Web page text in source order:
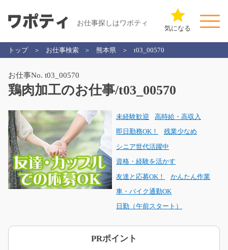
お仕事探しはワポティ
気になる
トップ お仕事検索 熊本県 t03_00570
お仕事No. t03_00570
鶏肉加工のお仕事/t03_00570
未経験歓迎 高時給・高収入
即日勤務OK！ 残業少なめ
シニア世代活躍中
資格・経験を活かす
友達と応募OK！ かんたん作業
車・バイク通勤OK
日勤（午前スタート）
PRポイント